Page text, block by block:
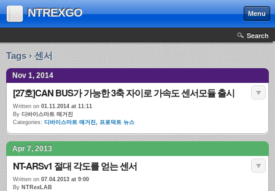
NTREXGO Menu
Search
Tags › 센서
Nov 1, 2014
[27호]CAN BUS가 가능한 3축 자이로 가속도 센서모듈 출시
Written on 01.11.2014 at 11:11
By 디바이스마트 매거진
Categories: 디바이스마트 매거진, 프로덕트 뉴스
Apr 7, 2013
NT-ARSv1 절대 각도를 얻는 센서
Written on 07.04.2013 at 9:00
By NTRexLAB